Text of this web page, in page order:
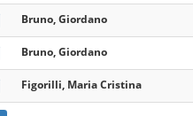
Bruno, Giordano
Bruno, Giordano
Figorilli, Maria Cristina